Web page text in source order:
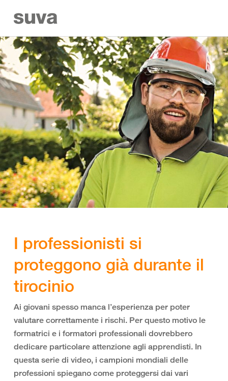
I professionisti si
proteggono già durante il
tirocinio
Ai giovani spesso manca l’esperienza per poter
valutare correttamente i rischi. Per questo motivo le
formatrici e i formatori professionali dovrebbero
dedicare particolare attenzione agli apprendisti. In
questa serie di video, i campioni mondiali delle
professioni spiegano come proteggersi dai vari